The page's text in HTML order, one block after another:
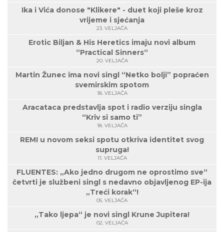
Ika i Vića donose "Klikere" - duet koji pleše kroz
vrijeme i sjećanja
23. VELJAČA
Erotic Biljan & His Heretics imaju novi album
“Practical Sinners“
20. VELJAČA
Martin Žunec ima novi singl “Netko bolji” popraćen
svemirskim spotom
18. VELJAČA
Aracataca predstavlja spot i radio verziju singla
“Kriv si samo ti”
18. VELJAČA
REMI u novom seksi spotu otkriva identitet svog
supruga!
11. VELJAČA
FLUENTES: „Ako jedno drugom ne oprostimo sve“
četvrti je službeni singl s nedavno objavljenog EP-ija
„Treći korak“!
05. VELJAČA
„Tako ljepa“ je novi singl Krune Jupitera!
02. VELJAČA